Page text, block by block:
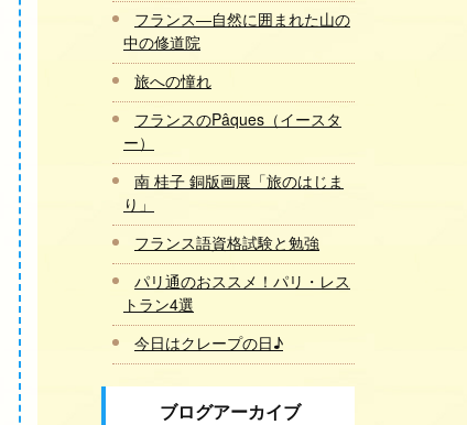
フランス―自然に囲まれた山の
中の修道院
旅への憧れ
フランスのPâques（イースタ
ー）
南 桂子 銅版画展「旅のはじま
り」
フランス語資格試験と勉強
パリ通のおススメ！パリ・レス
トラン4選
今日はクレープの日♪
ブログアーカイブ